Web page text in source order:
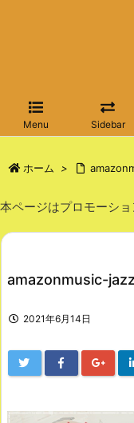
Menu Sidebar
ホーム >
本ページはプロモーシ
amazonmusic-
2021年6月14日